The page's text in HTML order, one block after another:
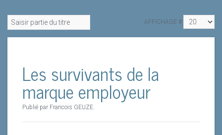
AFFICHAGE #
Les survivants de la
marque employeur
Publié par Francois GEUZE.